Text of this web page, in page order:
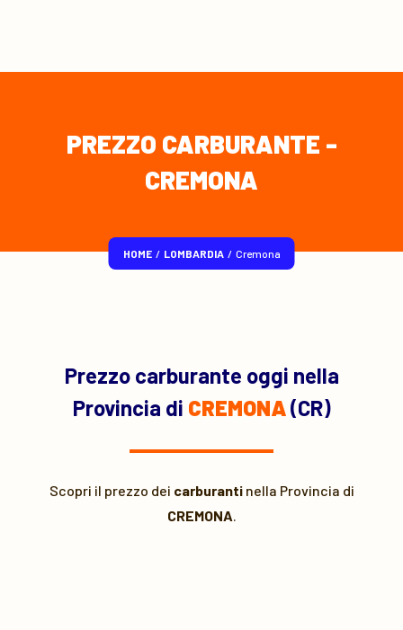
PREZZO CARBURANTE -
CREMONA
HOME / LOMBARDIA / Cremona
Prezzo carburante oggi nella
Provincia di CREMONA(CR)
Scopri il prezzo dei carburantinella Provincia di
CREMONA.